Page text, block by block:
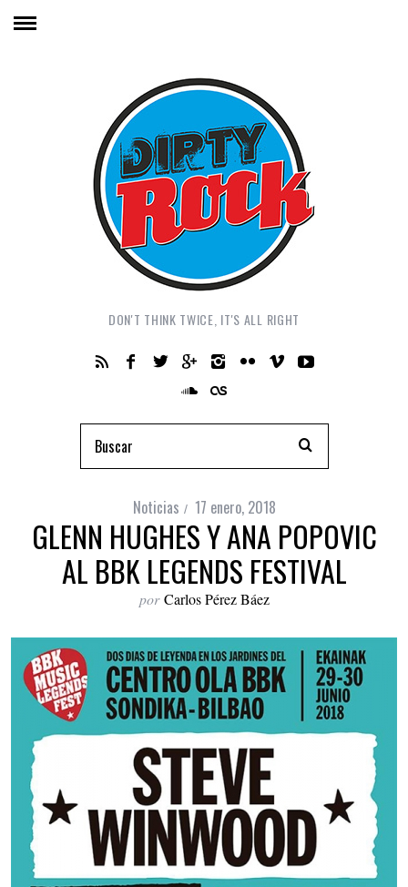
DON'T THINK TWICE, IT'S ALL RIGHT
Noticias 17 enero, 2018
GLENN HUGHES Y ANA POPOVIC
AL BBK LEGENDS FESTIVAL
por Carlos Pérez Báez